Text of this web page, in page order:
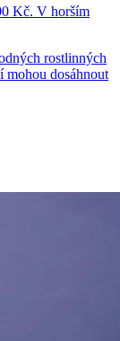
Kč. V horším
rostlinných
mohou dosáhnout